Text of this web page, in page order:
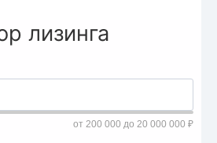
лизинга
от 200 000 до 20 000 000 ₽